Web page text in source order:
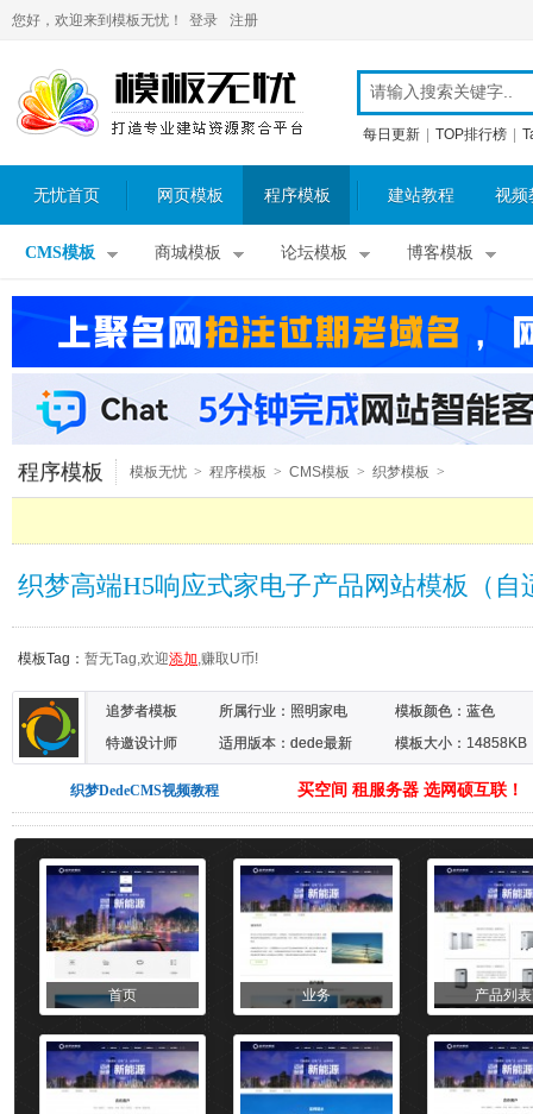
您好，欢迎来到模板无忧！ 登录 注册
每日更新 TOP排行榜
无忧首页 网页模板 程序模板 建站教程 视频
CMS模板 商城模板 论坛模板 博客模板
程序模板 模板无忧 > 程序模板 > CMS模板 > 织梦模板 >
织梦高端H5响应式家电子产品网站模板（自
模板Tag： 暂无Tag,欢迎添加,赚取U币!
追梦者模板
特邀设计师
所属行业： 照明家电 模板颜色： 蓝色
适用版本：dede最新
模板大小：14858KB
织梦DedeCMS视频教程 买空间 租服务器 选网硕互联！
首页 业务 产品列